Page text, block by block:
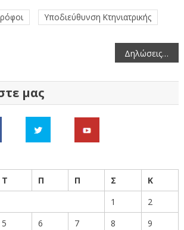
Υποδιεύθυνση Κτηνιατρικής
Δηλώσεις συγκομιδής οινοποιήσιμων ποικιλιών αμπέλου για το έτος 2024
μας
Τ Π Π Σ
Κ
1
2
5 6 7 8
9